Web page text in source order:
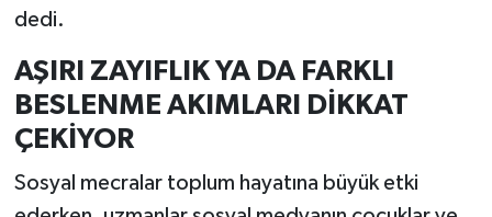
dedi.
AŞIRI ZAYIFLIK YA DA FARKLI
BESLENME AKIMLARI DİKKAT
ÇEKİYOR
Sosyal mecralar toplum hayatına büyük etki